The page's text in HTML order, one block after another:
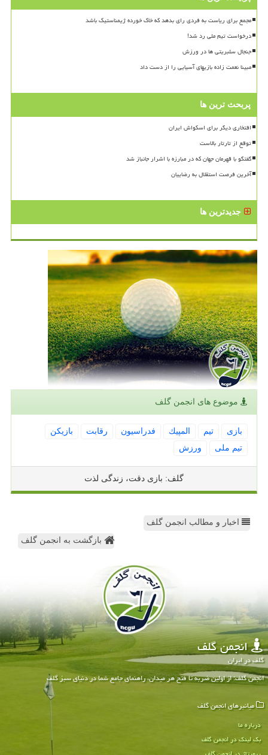
مجمع برای ریاست به فردی رای بدهد که خاک خورده ژیمناستیک باشد
درخواست تیم ملی رد شد!
جنجال سلبریتی ها در ورزش
مبینا نعمت زاده بازیهای آسیایی را از دست داد
پربحث ترین ها
افتخاری دیگر برای اسکواش ایران
توقع از تارتار بالاست
گفتگو با قهرمان جهان که در مبارزه با اشرار جانباز شد
آخرین فرصت استقلال به رضاییان
جدیدترین ها
موضوع های انجمن گلف
بازی تیم المپیك فدراسیون رقابت
بازیكن
تیم ملی
ورزش
گلف: بازی دقت، زندگی لذت
اخبار و مطالب انجمن گلف
بازگشت به انجمن گلف
انجمن گلف
گلف در ایران
انجمن گلف: از اولین ضربه تا فتح هر میدان، راهنمای جامع شما در دنیای سبز گلف
میانبرهای انجمن گلف
درباره ما
بک لینک در انجمن گلف